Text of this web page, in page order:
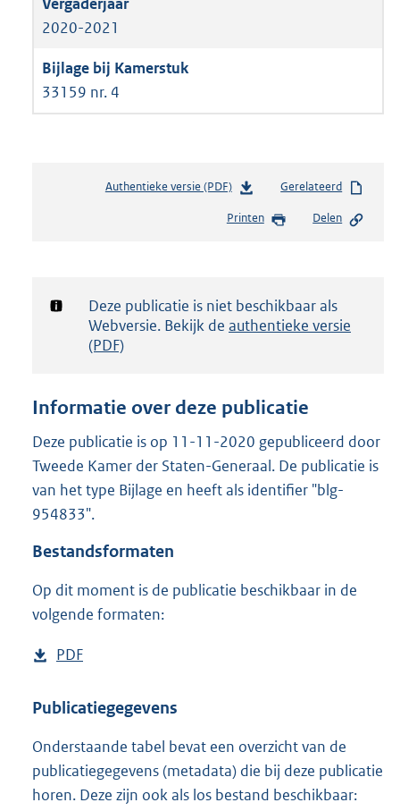
2020-2021
33159 nr. 4
Authentieke versie (PDF)b
s
d
g
t
e
:
6
Gerelateerd
Printen Delen
Notificatie:
Deze publicatie is niet beschikbaar als
Webversie. Bekijk de authentieke versie
(PDF)
Informatie over deze publicatie
Deze publicatie is op 11-11-2020 gepubliceerd door
Tweede Kamer der Staten-Generaal. De publicatie is
van het type Bijlage en heeft als identifier "blg-
954833".
Bestandsformaten
Op dit moment is de publicatie beschikbaar in de
volgende formaten:
D
w
l
o
a
PDF
s
a
n
d
Publicatiegegevens
Onderstaande tabel bevat een overzicht van de
publicatiegegevens (metadata) die bij deze publicatie
horen. Deze zijn ook als los bestand beschikbaar: